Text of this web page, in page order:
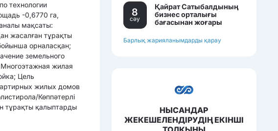
технологии
-0,6770 га,
мақсаты:
жасалған тұрақты
орналасқан;
земельного
жилая
Цель
жилых домов
Көппәтерлі
тұрақты қалыптарды
8
сәу
Қайрат Сатыбалдының
бизнес орталығы
бағасынан жоғары
жатқан еді.
Барлық жарияланымдарды қарау
НЫСАНДАР
ЖЕКЕШЕЛЕНДІРУДІҢ ЕКІНШІ